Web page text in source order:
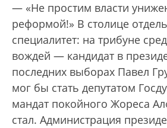
— «Не простим власти
реформой!» В столице
специалитет: на трибуне
вождей — кандидат в
последних выборах Павел
мог бы стать депутатом
мандат покойного Жореса
стал. Администрация